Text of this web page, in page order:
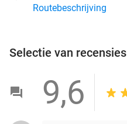
Routebeschrijving
Selectie van recensies
9,6